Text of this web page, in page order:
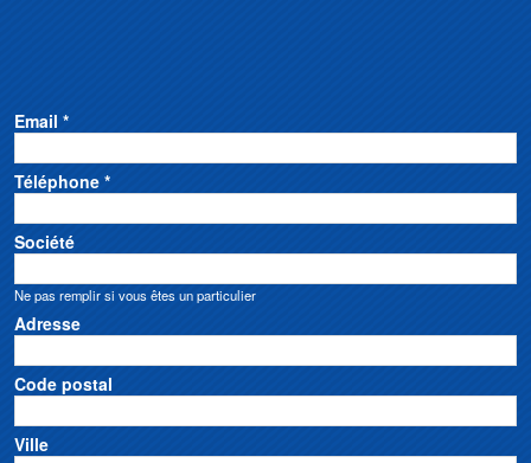
Email *
Téléphone *
Société
Ne pas remplir si vous êtes un particulier
Adresse
Code postal
Ville